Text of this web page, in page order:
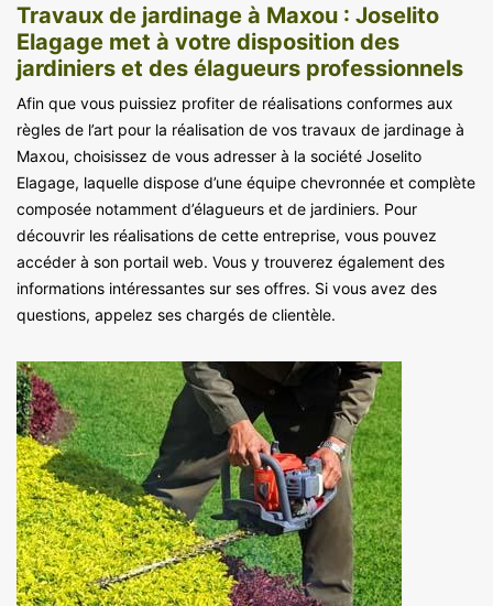
Travaux de jardinage à Maxou : Joselito
Elagage met à votre disposition des
jardiniers et des élagueurs professionnels
Afin que vous puissiez profiter de réalisations conformes aux
règles de l’art pour la réalisation de vos travaux de jardinage à
Maxou, choisissez de vous adresser à la société Joselito
Elagage, laquelle dispose d’une équipe chevronnée et complète
composée notamment d’élagueurs et de jardiniers. Pour
découvrir les réalisations de cette entreprise, vous pouvez
accéder à son portail web. Vous y trouverez également des
informations intéressantes sur ses offres. Si vous avez des
questions, appelez ses chargés de clientèle.